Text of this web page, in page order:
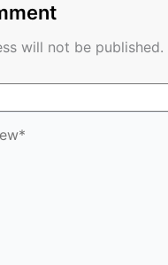
will not be published.